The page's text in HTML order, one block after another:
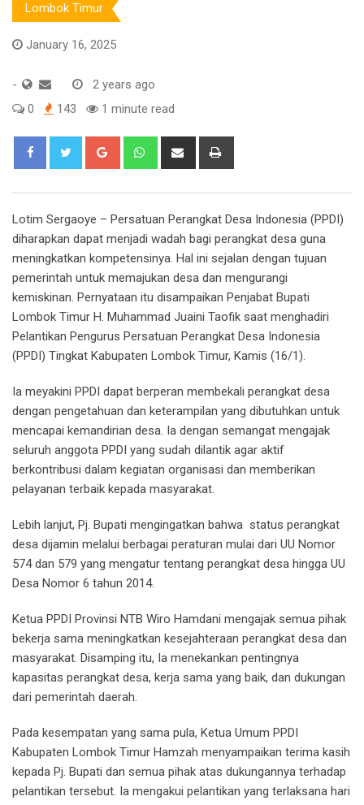
Lombok Timur
January 16, 2025
-
2 years ago
0
143 1 minute read
Google+ WhatsappShare
Lotim Sergaoye – Persatuan Perangkat Desa Indonesia (PPDI)
diharapkan dapat menjadi wadah bagi perangkat desa guna
meningkatkan kompetensinya. Hal ini sejalan dengan tujuan
pemerintah untuk memajukan desa dan mengurangi
kemiskinan. Pernyataan itu disampaikan Penjabat Bupati
Lombok Timur H. Muhammad Juaini Taofik saat menghadiri
Pelantikan Pengurus Persatuan Perangkat Desa Indonesia
(PPDI) Tingkat Kabupaten Lombok Timur, Kamis (16/1).
Ia meyakini PPDI dapat berperan membekali perangkat desa
dengan pengetahuan dan keterampilan yang dibutuhkan untuk
mencapai kemandirian desa. Ia dengan semangat mengajak
seluruh anggota PPDI yang sudah dilantik agar aktif
berkontribusi dalam kegiatan organisasi dan memberikan
pelayanan terbaik kepada masyarakat.
Lebih lanjut, Pj. Bupati mengingatkan bahwa status perangkat
desa dijamin melalui berbagai peraturan mulai dari UU Nomor
574 dan 579 yang mengatur tentang perangkat desa hingga UU
Desa Nomor 6 tahun 2014.
Ketua PPDI Provinsi NTB Wiro Hamdani mengajak semua pihak
bekerja sama meningkatkan kesejahteraan perangkat desa dan
masyarakat. Disamping itu, Ia menekankan pentingnya
kapasitas perangkat desa, kerja sama yang baik, dan dukungan
dari pemerintah daerah.
Pada kesempatan yang sama pula, Ketua Umum PPDI
Kabupaten Lombok Timur Hamzah menyampaikan terima kasih
kepada Pj. Bupati dan semua pihak atas dukungannya terhadap
pelantikan tersebut. Ia mengakui pelantikan yang terlaksana hari